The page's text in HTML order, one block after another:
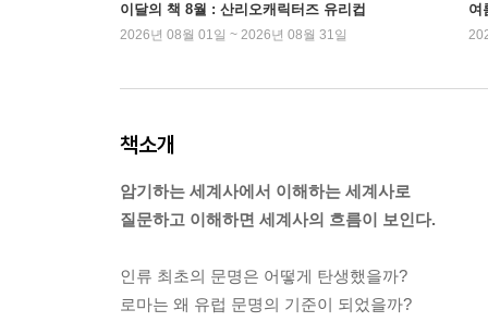
이달의 책 8월 : 산리오캐릭터즈 유리컵
2026년 08월 01일 ~ 2026년 08월 31일
여
책소개
암기하는 세계사에서 이해하는 세계사로
질문하고 이해하면 세계사의 흐름이 보인다.
인류 최초의 문명은 어떻게 탄생했을까?
로마는 왜 유럽 문명의 기준이 되었을까?